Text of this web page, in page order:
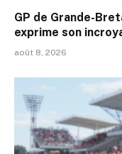
GP de Grande-
exprime son
août 8, 2026